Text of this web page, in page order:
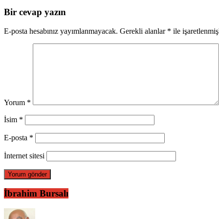
Bir cevap yazın
E-posta hesabınız yayımlanmayacak. Gerekli alanlar * ile
Yorum *
İsim *
E-posta *
İnternet sitesi
İbrahim Bursalı